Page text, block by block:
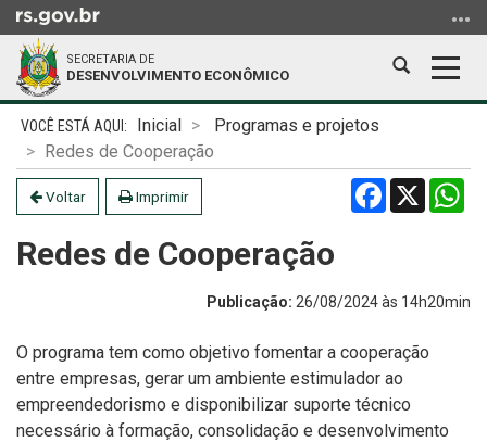
para
conteúdo
menu
para
SECRETARIA DE
DESENVOLVIMENTO ECONÔMICO
Abrir
Início
conteúdo
Inicial
Programas e projetos
Redes de Cooperação
Voltar Imprimir Facebook
X
Redes de Cooperação
Publicação: 26/08/2024 às 14h20min
O programa tem como objetivo fomentar a cooperação
entre empresas, gerar um ambiente estimulador ao
empreendedorismo e disponibilizar suporte técnico
necessário à formação, consolidação e desenvolvimento